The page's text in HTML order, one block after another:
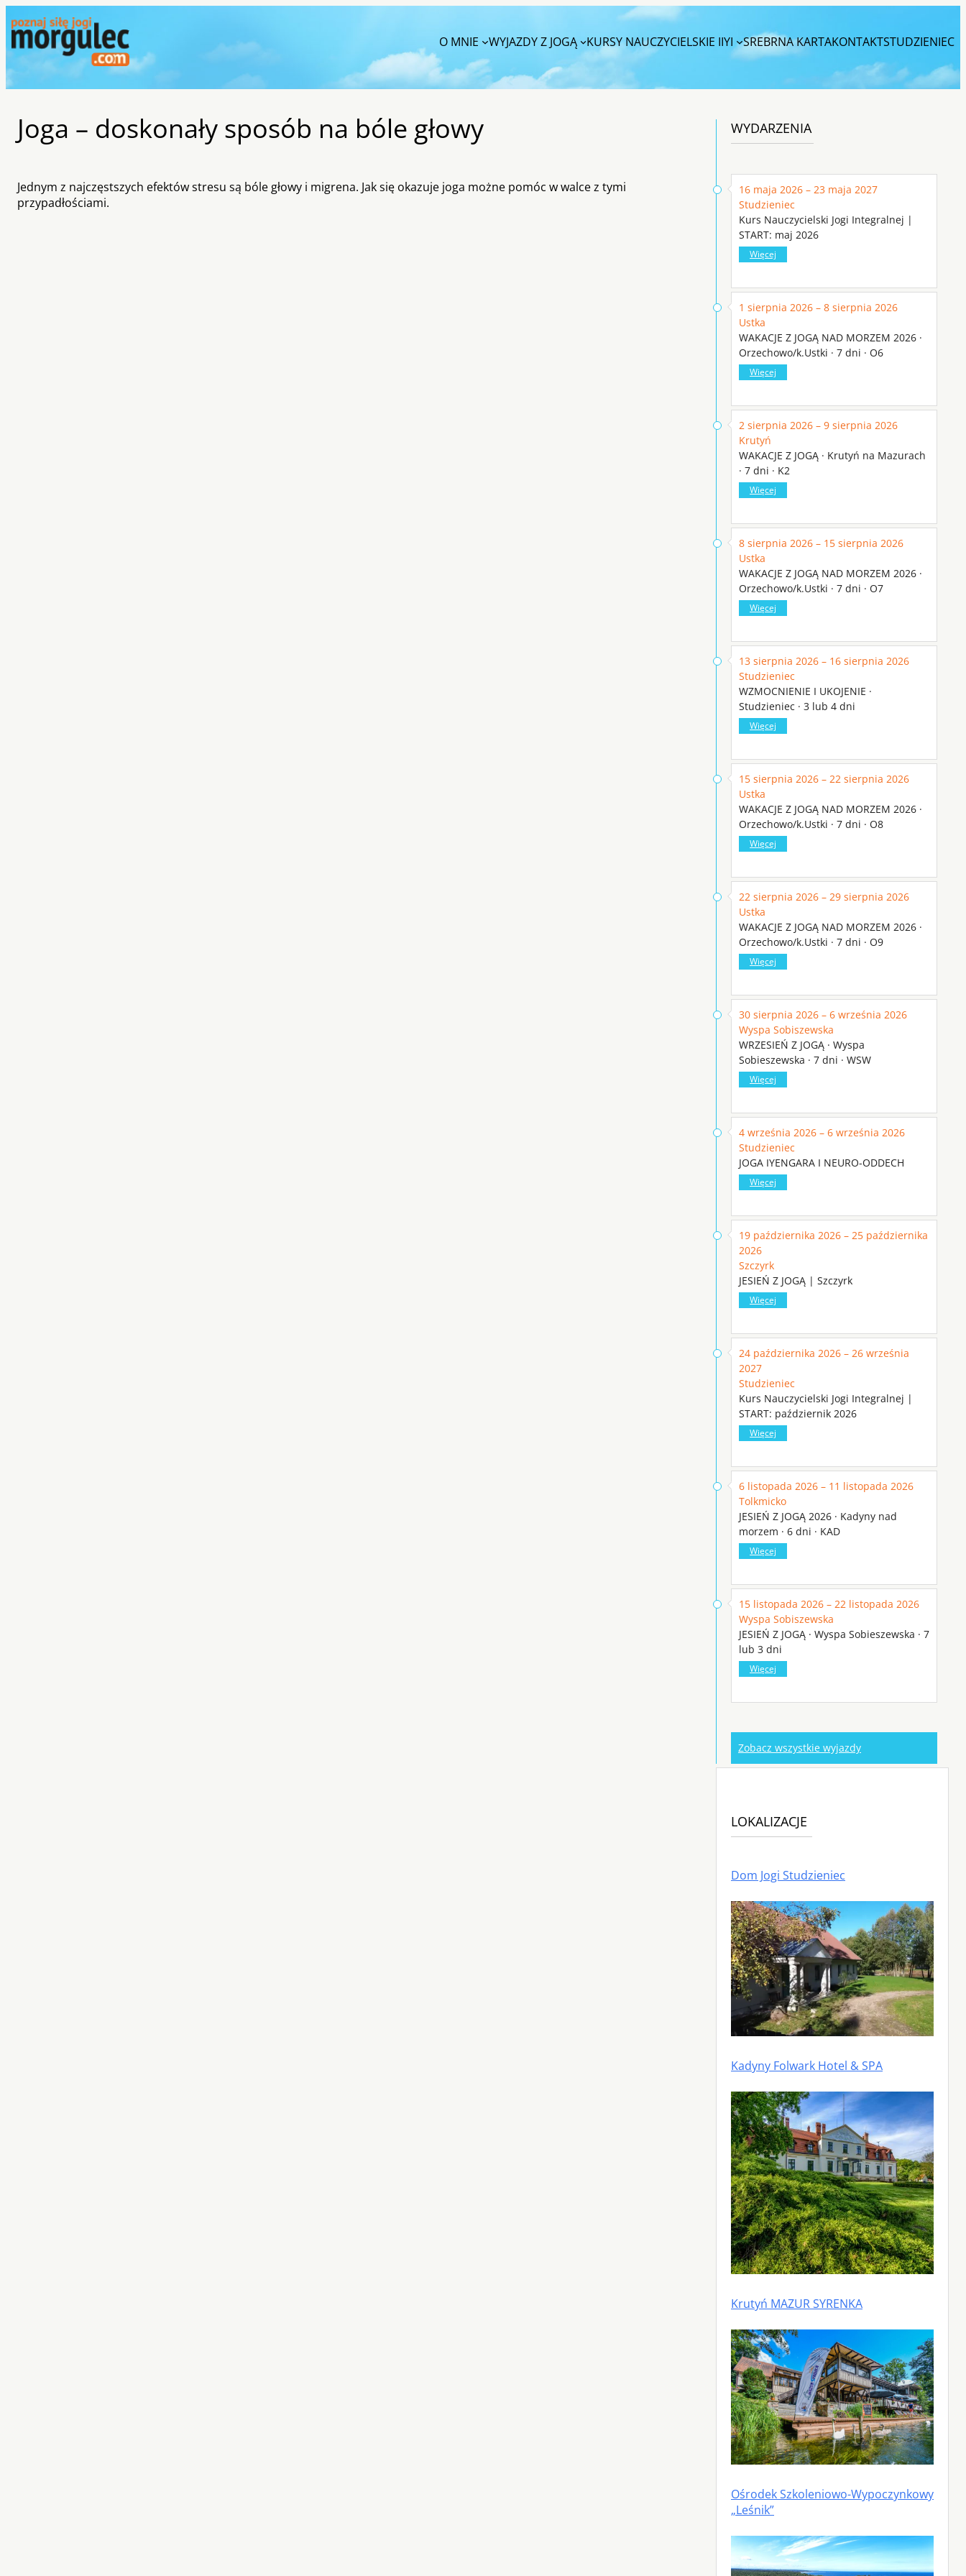
O MNIE WYJAZDY Z JOGĄ KURSY NAUCZYCIELSKIE IIYI SREBRNA KARTAKONTAKTSTUDZIENIEC
Joga – doskonały sposób na bóle głowy
Jednym z najczęstszych efektów stresu są bóle głowy i migrena. Jak się okazuje joga możne pomóc w walce z tymi
przypadłościami.
WYDARZENIA
16 maja 2026 – 23 maja 2027
Studzieniec
Kurs Nauczycielski Jogi Integralnej |
START: maj 2026
Więcej
1 sierpnia 2026 – 8 sierpnia 2026
Ustka
WAKACJE Z JOGĄ NAD MORZEM 2026 ·
Orzechowo/k.Ustki · 7 dni · O6
Więcej
2 sierpnia 2026 – 9 sierpnia 2026
Krutyń
WAKACJE Z JOGĄ · Krutyń na Mazurach
· 7 dni · K2
Więcej
8 sierpnia 2026 – 15 sierpnia 2026
Ustka
WAKACJE Z JOGĄ NAD MORZEM 2026 ·
Orzechowo/k.Ustki · 7 dni · O7
Więcej
13 sierpnia 2026 – 16 sierpnia 2026
Studzieniec
WZMOCNIENIE I UKOJENIE ·
Studzieniec · 3 lub 4 dni
Więcej
15 sierpnia 2026 – 22 sierpnia 2026
Ustka
WAKACJE Z JOGĄ NAD MORZEM 2026 ·
Orzechowo/k.Ustki · 7 dni · O8
Więcej
22 sierpnia 2026 – 29 sierpnia 2026
Ustka
WAKACJE Z JOGĄ NAD MORZEM 2026 ·
Orzechowo/k.Ustki · 7 dni · O9
Więcej
30 sierpnia 2026 – 6 września 2026
Wyspa Sobiszewska
WRZESIEŃ Z JOGĄ · Wyspa
Sobieszewska · 7 dni · WSW
Więcej
4 września 2026 – 6 września 2026
Studzieniec
JOGA IYENGARA I NEURO-ODDECH
Więcej
19 października 2026 – 25 października
2026
Szczyrk
JESIEŃ Z JOGĄ | Szczyrk
Więcej
24 października 2026 – 26 września
2027
Studzieniec
Kurs Nauczycielski Jogi Integralnej |
START: październik 2026
Więcej
6 listopada 2026 – 11 listopada 2026
Tolkmicko
JESIEŃ Z JOGĄ 2026 · Kadyny nad
morzem · 6 dni · KAD
Więcej
15 listopada 2026 – 22 listopada 2026
Wyspa Sobiszewska
JESIEŃ Z JOGĄ · Wyspa Sobieszewska · 7
lub 3 dni
Więcej
Zobacz wszystkie wyjazdy
LOKALIZACJE
Dom Jogi Studzieniec
Kadyny Folwark Hotel & SPA
Krutyń MAZUR SYRENKA
Ośrodek Szkoleniowo-Wypoczynkowy
„Leśnik”